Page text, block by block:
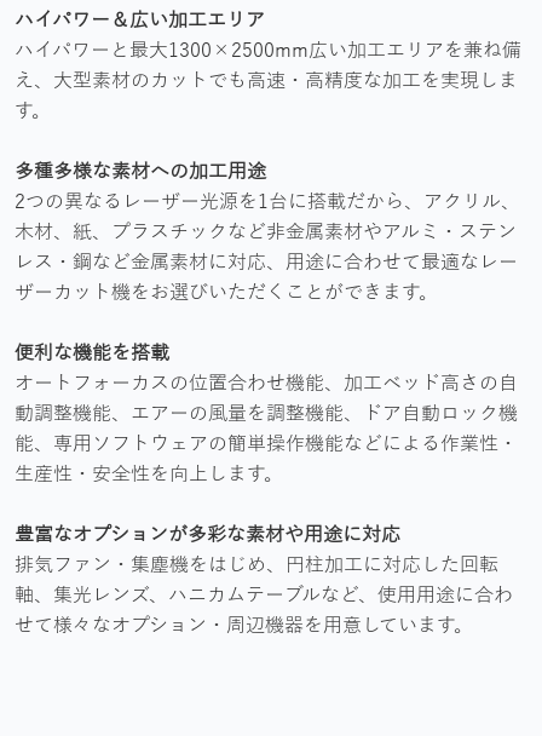
ハイパワー＆広い加工エリア
ハイパワーと最大1300×2500mm広い加工エリアを兼ね備
え、大型素材のカットでも高速・高精度な加工を実現しま
す。
多種多様な素材への加工用途
2つの異なるレーザー光源を1台に搭載だから、アクリル、
木材、紙、プラスチックなど非金属素材やアルミ・ステン
レス・鋼など金属素材に対応、用途に合わせて最適なレー
ザーカット機をお選びいただくことができます。
便利な機能を搭載
オートフォーカスの位置合わせ機能、加工ベッド高さの自
動調整機能、エアーの風量を調整機能、ドア自動ロック機
能、専用ソフトウェアの簡単操作機能などによる作業性・
生産性・安全性を向上します。
豊富なオプションが多彩な素材や用途に対応
排気ファン・集塵機をはじめ、円柱加工に対応した回転
軸、集光レンズ、ハニカムテーブルなど、使用用途に合わ
せて様々なオプション・周辺機器を用意しています。